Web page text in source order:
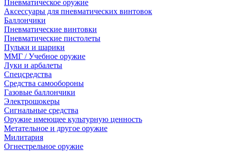
Пневматическое оружие
Аксессуары для пневматических винтовок
Баллончики
Пневматические винтовки
Пневматические пистолеты
Пульки и шарики
ММГ / Учебное оружие
Луки и арбалеты
Спецсредства
Средства самообороны
Газовые баллончики
Электрошокеры
Сигнальные средства
Оружие имеющее культурную ценность
Метательное и другое оружие
Милитария
Огнестрельное оружие